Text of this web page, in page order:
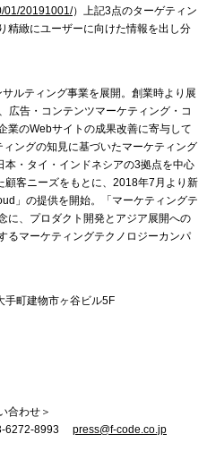
01/20191001/）上記3点のターゲティン
精緻にユーザーに向けた情報を出し分
ルティング事業を展開。創業時より展
広告・コンテンツマーケティング・コ
業のWebサイトの成果改善に寄与して
ングの知見に基づいたマーケティング
・タイ・インドネシアの3拠点を中心
顧客ニーズをもとに、2018年7月より新
」の提供を開始。「マーケティングテ
に、プロダクト開発とアジア展開への
るマーケティングテクノロジーカンパ
手町建物市ヶ谷ビル5F
合わせ＞
6272-8993 press@f-code.co.jp